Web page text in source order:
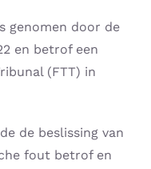
genomen door de
en betrof een
(FTT) in
de beslissing van
fout betrof en